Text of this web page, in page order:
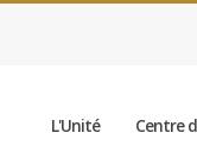
L'Unité Centre